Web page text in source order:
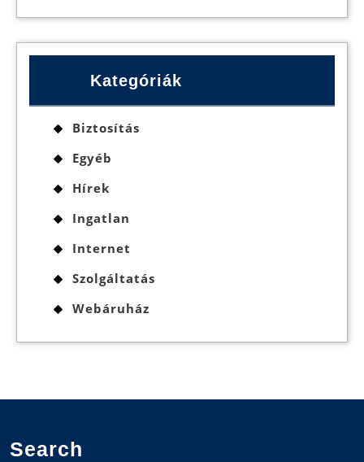
Kategóriák
Biztosítás
Egyéb
Hírek
Ingatlan
Internet
Szolgáltatás
Webáruház
Search